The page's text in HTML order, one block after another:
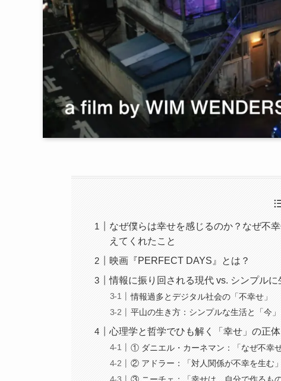
なぜ僕らは幸せを感じるのか？なぜ不
えてくれたこと
映画『PERFECT DAYS』とは？
情報に振り回される現代 vs. シンプルに
情報過多とデジタル社会の「不幸せ」
平山の生き方：シンプルな生活と「今
心理学と哲学でひも解く「幸せ」の正体
① ダニエル・カーネマン：「なぜ不幸
② アドラー：「対人関係が不幸を生む」